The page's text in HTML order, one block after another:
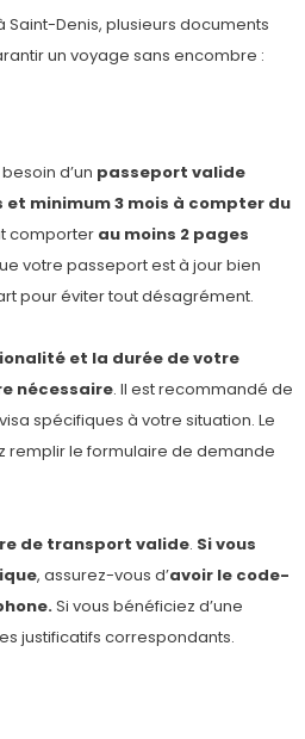
Saint-Denis, plusieurs documents
un voyage sans encombre :
d’un passeport valide
et minimum 3 mois à compter du
comporter au moins 2 pages
votre passeport est à jour bien
pour éviter tout désagrément.
et la durée de votre
nécessaire. Il est recommandé de
spécifiques à votre situation. Le
remplir le formulaire de demande
de transport valide. Si vous
, assurez-vous d’avoir le code-
Si vous bénéficiez d’une
justificatifs correspondants.